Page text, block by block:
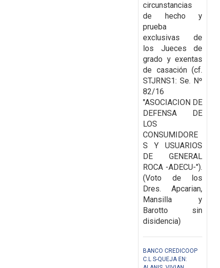
circunstancias
de hecho y
prueba
exclusivas de
los Jueces de
grado y exentas
de casación (cf.
STJRNS1: Se. Nº
82/16
"ASOCIACION DE
DEFENSA DE
LOS
CONSUMIDORE
S Y USUARIOS
DE GENERAL
ROCA -ADECU-").
(Voto de los
Dres. Apcarian,
Mansilla y
Barotto sin
disidencia)
BANCO CREDICOOP
C.L S-QUEJA EN: